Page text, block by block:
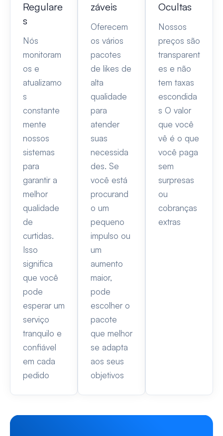
Regulare
s
Nós
monitoram
os e
atualizamo
s
constante
mente
nossos
sistemas
para
garantir a
melhor
qualidade
de
curtidas.
Isso
significa
que você
pode
esperar um
serviço
tranquilo e
confiável
em cada
pedido
záveis
Oferecem
os vários
pacotes
de likes de
alta
qualidade
para
atender
suas
necessida
des. Se
você está
procurand
o um
pequeno
impulso ou
um
aumento
maior,
pode
escolher o
pacote
que melhor
se adapta
aos seus
objetivos
Ocultas
Nossos
preços são
transparent
es e não
tem taxas
escondida
s O valor
que você
vê é o que
você paga
sem
surpresas
ou
cobranças
extras